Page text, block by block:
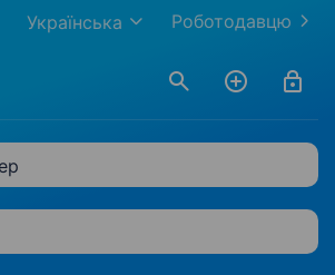
Роботодавцю
Українська